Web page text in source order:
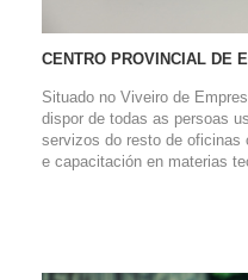
CENTRO PROVINCIAL DE
Situado no Viveiro de
dispor de todas as persoas
servizos do resto de oficinas
e capacitación en materias